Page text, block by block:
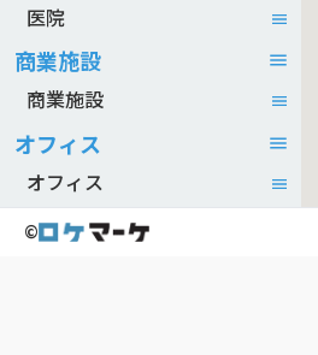
医院
商業施設
商業施設
オフィス
オフィス
©